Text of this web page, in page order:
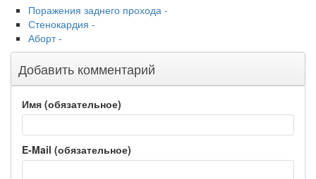
Поражения заднего прохода -
Стенокардия -
Аборт -
Добавить комментарий
Имя (обязательное)
E-Mail (обязательное)